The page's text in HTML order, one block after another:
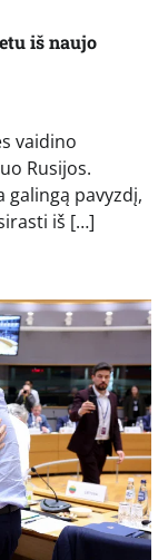
iš naujo
vaidino
Rusijos.
galingą pavyzdį,
iš […]